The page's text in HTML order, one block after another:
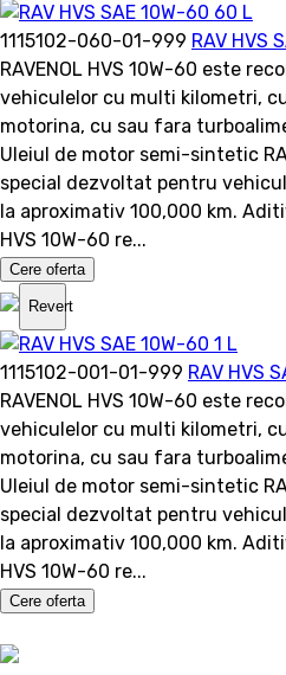
1115102-060-01-999 RAV HVS
RAVENOL HVS 10W-60 este
vehiculelor cu multi kilometri,
motorina, cu sau fara
Uleiul de motor semi-sintetic
special dezvoltat pentru
la aproximativ 100,000 km.
HVS 10W-60 re...
Cere oferta
Revert
1115102-001-01-999 RAV HVS
RAVENOL HVS 10W-60 este
vehiculelor cu multi kilometri,
motorina, cu sau fara
Uleiul de motor semi-sintetic
special dezvoltat pentru
la aproximativ 100,000 km.
HVS 10W-60 re...
Cere oferta